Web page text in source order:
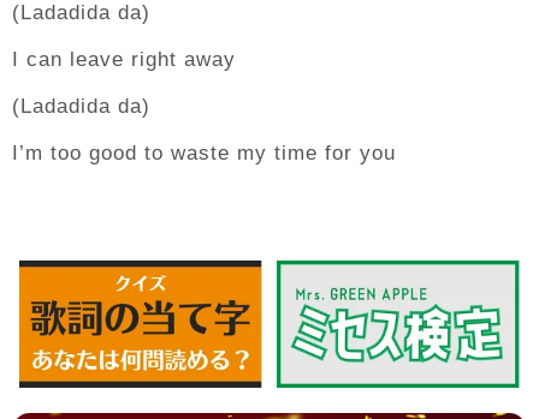
(Ladadida da)
I can leave right away
(Ladadida da)
I’m too good to waste my time for you